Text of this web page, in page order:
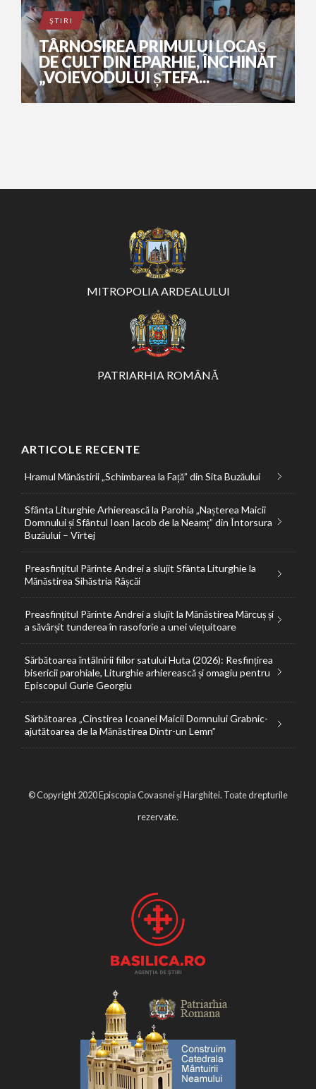
ŞTIRI
TÂRNOSIREA PRIMULUI LOCAȘ
DE CULT DIN EPARHIE, ÎNCHINAT
„VOIEVODULUI ȘTEFA...
MITROPOLIA ARDEALULUI
PATRIARHIA ROMÂNĂ
ARTICOLE RECENTE
Hramul Mănăstirii „Schimbarea la Față” din Sita Buzăului
Sfânta Liturghie Arhierească la Parohia „Nașterea Maicii
Domnului și Sfântul Ioan Iacob de la Neamț” din Întorsura
Buzăului – Vîrtej
Preasfințitul Părinte Andrei a slujit Sfânta Liturghie la
Mănăstirea Sihăstria Râșcăi
Preasfințitul Părinte Andrei a slujit la Mănăstirea Mărcuș și
a săvârșit tunderea în rasoforie a unei viețuitoare
Sărbătoarea întâlnirii fiilor satului Huta (2026): Resfințirea
bisericii parohiale, Liturghie arhierească și omagiu pentru
Episcopul Gurie Georgiu
Sărbătoarea „Cinstirea Icoanei Maicii Domnului Grabnic-
ajutătoarea de la Mănăstirea Dintr-un Lemn”
© Copyright 2020 Episcopia Covasnei și Harghitei. Toate drepturile
rezervate.